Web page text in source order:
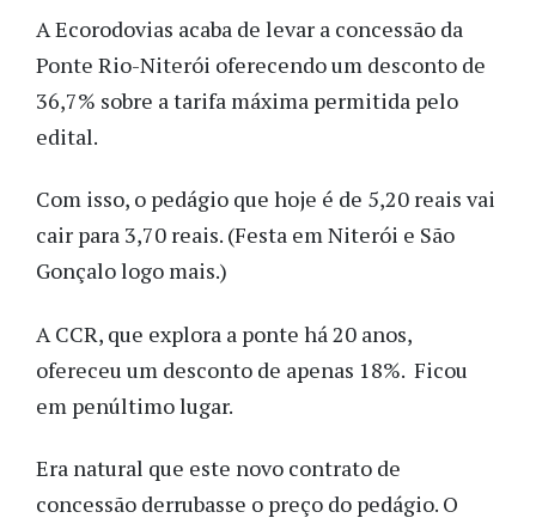
A Ecorodovias acaba de levar a concessão da
Ponte Rio-Niterói oferecendo um desconto de
36,7% sobre a tarifa máxima permitida pelo
edital.
Com isso, o pedágio que hoje é de 5,20 reais vai
cair para 3,70 reais. (Festa em Niterói e São
Gonçalo logo mais.)
A CCR, que explora a ponte há 20 anos,
ofereceu um desconto de apenas 18%. Ficou
em penúltimo lugar.
Era natural que este novo contrato de
concessão derrubasse o preço do pedágio. O